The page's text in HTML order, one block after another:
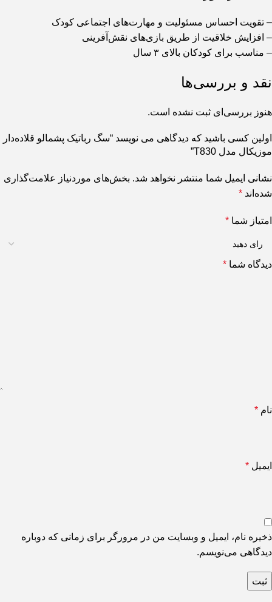
– تقویت احساس مسئولیت و مهارت‌های اجتماعی کودک
– افزایش خلاقیت از طریق بازی‌های نقش‌آفرینی
– مناسب برای کودکان بالای ۳ سال
نقد و بررسی‌ها
هنوز بررسی‌ای ثبت نشده است.
اولین کسی باشید که دیدگاهی می نویسد “سگ رباتیک پشمالو قلاده‌دار
موزیکال مدل T830”
نشانی ایمیل شما منتشر نخواهد شد. بخش‌های موردنیاز علامت‌گذاری
شده‌اند *
امتیاز شما *
دیدگاه شما *
نام *
ایمیل *
ذخیره نام، ایمیل و وبسایت من در مرورگر برای زمانی که دوباره
دیدگاهی می‌نویسم.